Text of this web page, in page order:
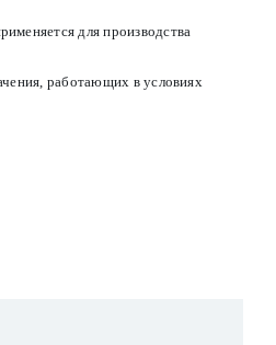
для производства
работающих в условиях